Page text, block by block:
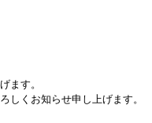
ます。
しくお知らせ申し上げます。